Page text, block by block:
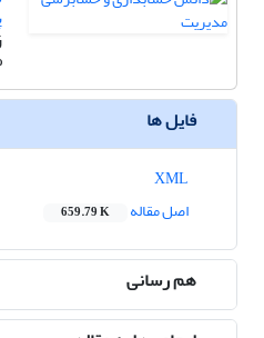
فایل ها
اصل مقاله
659.79 K
هم رسانی